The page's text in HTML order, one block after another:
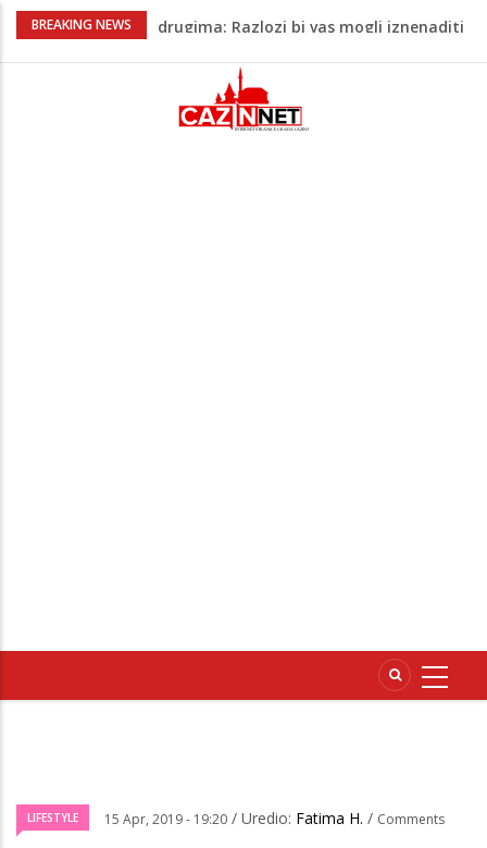
BREAKING NEWS
Barbarez o igračima iz dijaspore: Da su
"birali", a ne pripadali
Cazin: Bećirović i Ogrešević otvorili Muzej
„Kuća Nurije Pozderca“
LIFESTYLE 15 Apr, 2019 - 19:20 / Uredio: Fatima H. / Comments